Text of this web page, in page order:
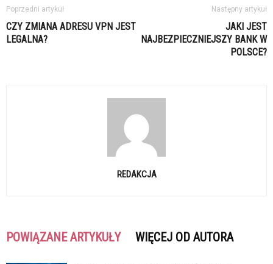
Poprzedni artykuł
CZY ZMIANA ADRESU VPN JEST
LEGALNA?
Następny artykuł
JAKI JEST
NAJBEZPIECZNIEJSZY BANK W
POLSCE?
REDAKCJA
POWIĄZANE ARTYKUŁY WIĘCEJ OD AUTORA